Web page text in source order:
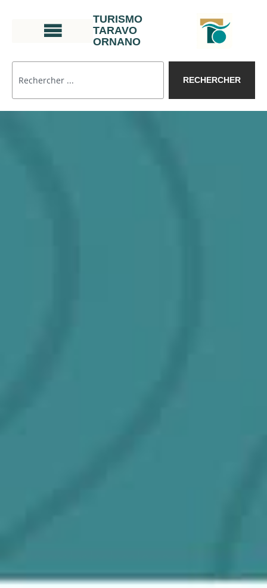
TURISMO
TARAVO
ORNANO
RECHERCHER